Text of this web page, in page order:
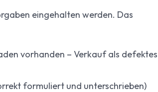
eingehalten werden. Das
vorhanden – Verkauf als defektes
formuliert und unterschrieben)